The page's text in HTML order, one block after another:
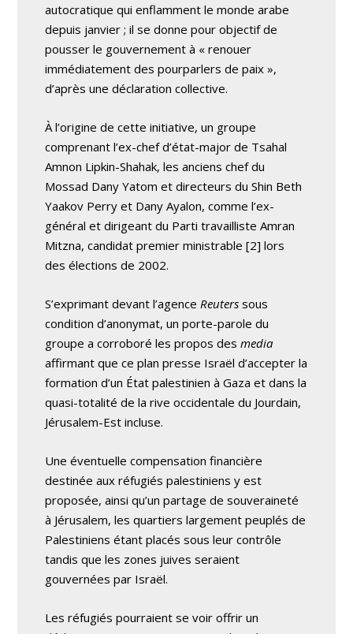
autocratique qui enflamment le monde arabe
depuis janvier ; il se donne pour objectif de
pousser le gouvernement à « renouer
immédiatement des pourparlers de paix »,
d’après une déclaration collective.
À l’origine de cette initiative, un groupe
comprenant l’ex-chef d’état-major de Tsahal
Amnon Lipkin-Shahak, les anciens chef du
Mossad Dany Yatom et directeurs du Shin Beth
Yaakov Perry et Dany Ayalon, comme l’ex-
général et dirigeant du Parti travailliste Amran
Mitzna, candidat premier ministrable [2] lors
des élections de 2002.
S’exprimant devant l’agence Reuters sous
condition d’anonymat, un porte-parole du
groupe a corroboré les propos desmedia
affirmant que ce plan presse Israël d’accepter la
formation d’un État palestinien à Gaza et dans la
quasi-totalité de la rive occidentale du Jourdain,
Jérusalem-Est incluse.
Une éventuelle compensation financière
destinée aux réfugiés palestiniens y est
proposée, ainsi qu’un partage de souveraineté
à Jérusalem, les quartiers largement peuplés de
Palestiniens étant placés sous leur contrôle
tandis que les zones juives seraient
gouvernées par Israël.
Les réfugiés pourraient se voir offrir un